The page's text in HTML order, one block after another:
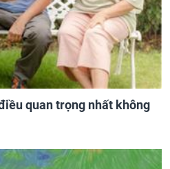
quan trọng nhất không